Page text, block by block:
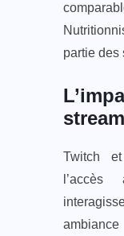
partie des
Twitch